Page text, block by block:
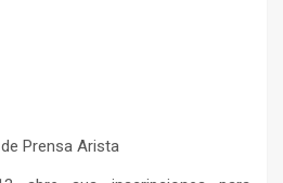
Prensa Arista